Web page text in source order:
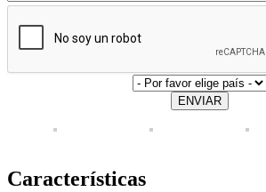
ENVIAR
Características